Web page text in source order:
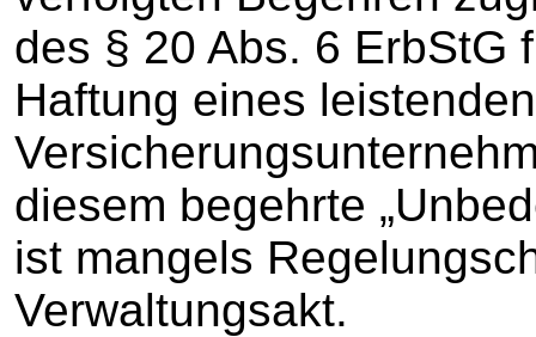
des § 20 Abs. 6 ErbStG
Haftung eines leistenden
diesem begehrte
ist mangels
Verwaltungsakt.